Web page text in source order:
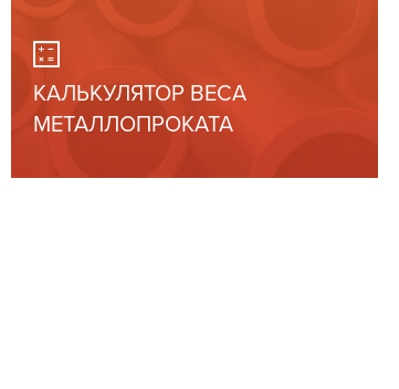
КАЛЬКУЛЯТОР ВЕСА
МЕТАЛЛОПРОКАТА